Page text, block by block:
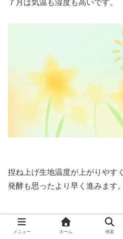
７月は気温も湿度も高いです。
捏ね上げ生地温度が上がりやすく
発酵も思ったより早く進みます。
仕込み水の温度の調整や
メニュー ホーム 検索